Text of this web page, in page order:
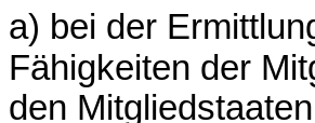
a) bei der
Fähigkeiten der
den